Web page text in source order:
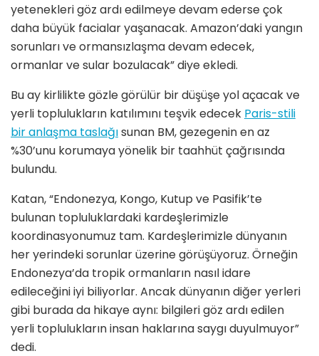
yetenekleri göz ardı edilmeye devam ederse çok
daha büyük facialar yaşanacak. Amazon’daki yangın
sorunları ve ormansızlaşma devam edecek,
ormanlar ve sular bozulacak” diye ekledi.
Bu ay kirlilikte gözle görülür bir düşüşe yol açacak ve
yerli toplulukların katılımını teşvik edecek Paris-stili
bir anlaşma taslağısunan BM, gezegenin en az
%30’unu korumaya yönelik bir taahhüt çağrısında
bulundu.
Katan, “Endonezya, Kongo, Kutup ve Pasifik’te
bulunan topluluklardaki kardeşlerimizle
koordinasyonumuz tam. Kardeşlerimizle dünyanın
her yerindeki sorunlar üzerine görüşüyoruz. Örneğin
Endonezya’da tropik ormanların nasıl idare
edileceğini iyi biliyorlar. Ancak dünyanın diğer yerleri
gibi burada da hikaye aynı: bilgileri göz ardı edilen
yerli toplulukların insan haklarına saygı duyulmuyor”
dedi.